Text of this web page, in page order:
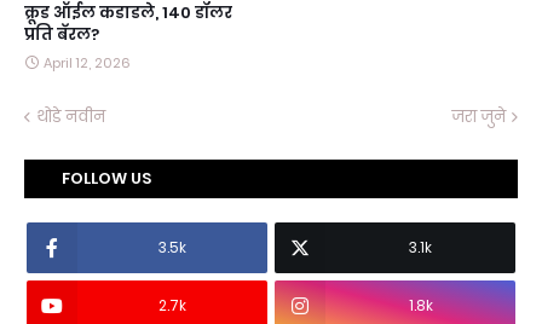
क्रूड ऑईल कडाडले, 140 डॉलर
प्रति बॅरल?
April 12, 2026
थोडे नवीन जरा जुने
FOLLOW US
3.5k 3.1k
2.7k 1.8k